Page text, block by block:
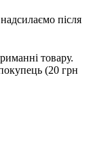
після
товару.
(20 грн